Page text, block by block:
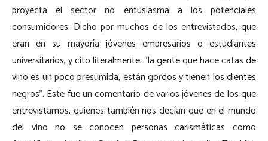
proyecta el sector no entusiasma a los potenciales
consumidores. Dicho por muchos de los entrevistados, que
eran en su mayoría jóvenes empresarios o estudiantes
universitarios, y cito literalmente: “la gente que hace catas de
vino es un poco presumida, están gordos y tienen los dientes
negros”. Este fue un comentario de varios jóvenes de los que
entrevistamos, quienes también nos decían que en el mundo
del vino no se conocen personas carismáticas como